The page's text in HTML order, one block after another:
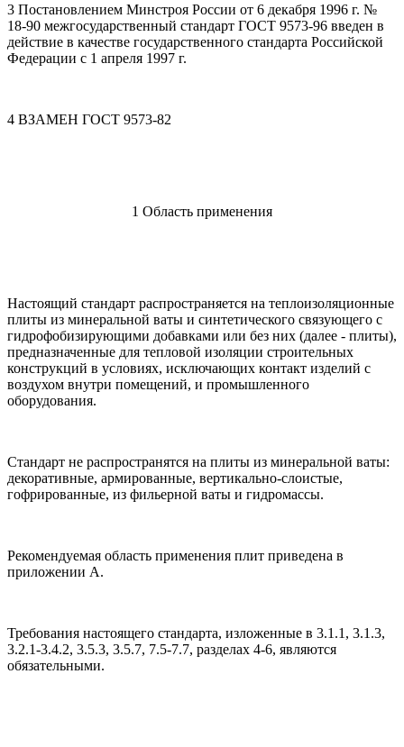
3 Постановлением Минстроя России от 6 декабря 1996 г. №
18-90 межгосударственный стандарт ГОСТ 9573-96 введен в
действие в качестве государственного стандарта Российской
Федерации с 1 апреля 1997 г.
4 ВЗАМЕН ГОСТ 9573-82
1 Область применения
Настоящий стандарт распространяется на теплоизоляционные
плиты из минеральной ваты и синтетического связующего с
гидрофобизирующими добавками или без них (далее - плиты),
предназначенные для тепловой изоляции строительных
конструкций в условиях, исключающих контакт изделий с
воздухом внутри помещений, и промышленного
оборудования.
Стандарт не распространятся на плиты из минеральной ваты:
декоративные, армированные, вертикально-слоистые,
гофрированные, из фильерной ваты и гидромассы.
Рекомендуемая область применения плит приведена в
приложении А.
Требования настоящего стандарта, изложенные в 3.1.1, 3.1.3,
3.2.1-3.4.2, 3.5.3, 3.5.7, 7.5-7.7, разделах 4-6, являются
обязательными.